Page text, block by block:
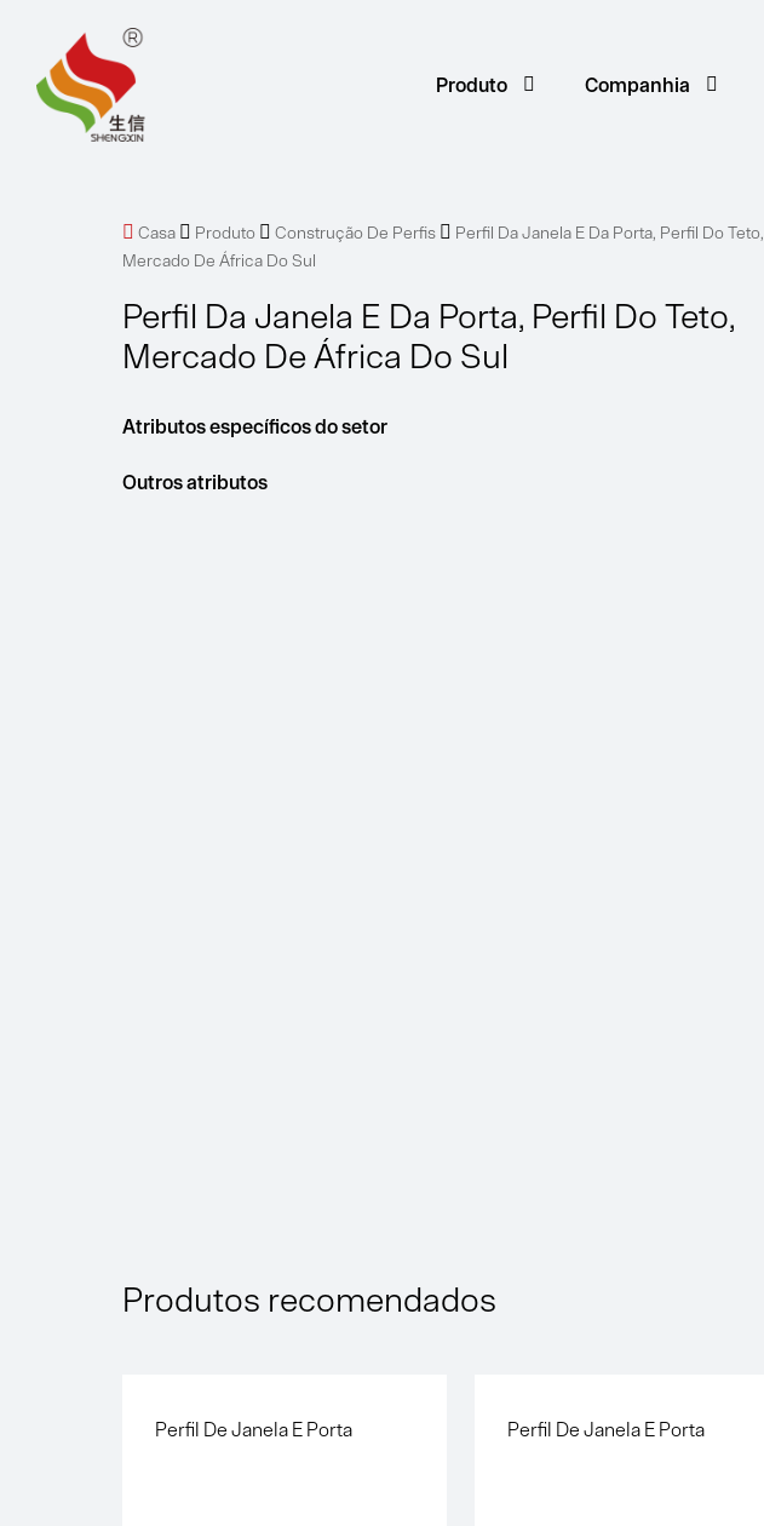
Produto Companhia
 Casa  Produto  Construção De Perfis  Perfil Da Janela E Da Porta, Perfil Do Teto,
Mercado De África Do Sul
Perfil Da Janela E Da Porta, Perfil Do Teto,
Mercado De África Do Sul
Atributos específicos do setor
Outros atributos
Produtos recomendados
Perfil De Janela E Porta Perfil De Janela E Porta